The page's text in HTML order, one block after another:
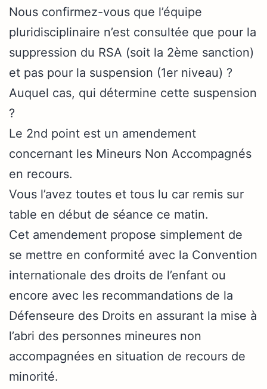
Nous confirmez-vous que l’équipe
pluridisciplinaire n’est consultée que pour la
suppression du RSA (soit la 2ème sanction)
et pas pour la suspension (1er niveau) ?
Auquel cas, qui détermine cette suspension
?
Le 2nd point est un amendement
concernant les Mineurs Non Accompagnés
en recours.
Vous l’avez toutes et tous lu car remis sur
table en début de séance ce matin.
Cet amendement propose simplement de
se mettre en conformité avec la Convention
internationale des droits de l’enfant ou
encore avec les recommandations de la
Défenseure des Droits en assurant la mise à
l’abri des personnes mineures non
accompagnées en situation de recours de
minorité.